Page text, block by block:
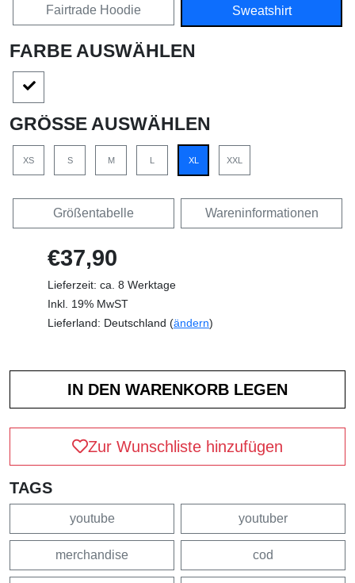
Fairtrade Hoodie Sweatshirt
FARBE AUSWÄHLEN
GRÖSSE AUSWÄHLEN
XS S M L XL XXL
Größentabelle Wareninformationen
€37,90
Lieferzeit: ca. 8 Werktage
Inkl. 19% MwST
Lieferland: Deutschland (ändern)
Zur Wunschliste hinzufügen
TAGS
youtube youtuber
merchandise cod